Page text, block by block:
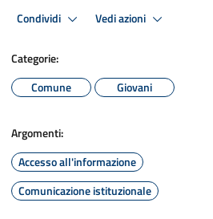
Condividi Vedi azioni
Categorie:
Comune
Giovani
Argomenti:
Accesso all'informazione
Comunicazione istituzionale